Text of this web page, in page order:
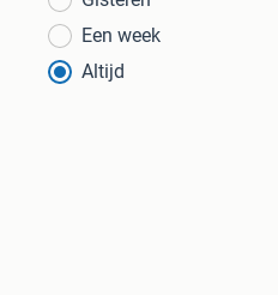
Een week
Altijd